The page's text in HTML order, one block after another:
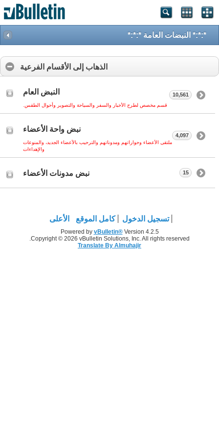
*:*:* النبضات العامة *:*:*
الذهاب إلى الأقسام الفرعية
النبض العام
قسم مخصص لطرح الأخبار والسفر والسياحة والتصوير وأحوال الطقس.
10,561
نبض واحة الأعضاء
ملتقى الأعضاء وحواراتهم ومدوناتهم والترحيب بالأعضاء الجديد، والمنوعات
والإهداءات
4,097
نبض مدونات الأعضاء 15
تسجيل الدخول كامل الموقع الأعلى
Powered by vBulletin®Version 4.2.5
Copyright © 2026 vBulletin Solutions, Inc. All rights reserved.
Translate By Almuhajir